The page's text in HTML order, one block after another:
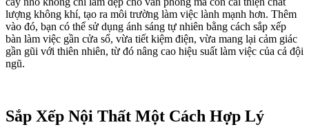
lượng không khí, tạo ra môi trường làm việc lành mạnh hơn. Thêm
vào đó, bạn có thể sử dụng ánh sáng tự nhiên bằng cách sắp xếp
bàn làm việc gần cửa sổ, vừa tiết kiệm điện, vừa mang lại cảm giác
gần gũi với thiên nhiên, từ đó nâng cao hiệu suất làm việc của cả đội
ngũ.
Sắp Xếp Nội Thất Một Cách Hợp Lý